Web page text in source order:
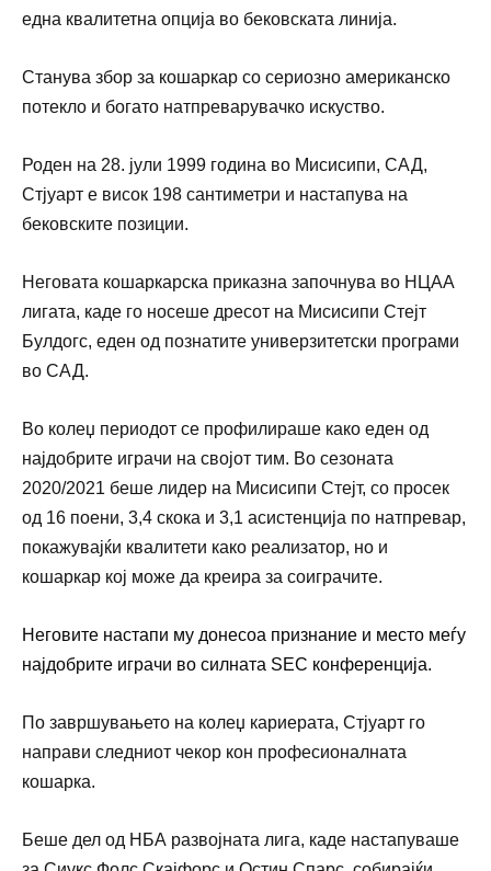
една квалитетна опција во бековската линија.
Станува збор за кошаркар со сериозно американско
потекло и богато натпреварувачко искуство.
Роден на 28. јули 1999 година во Мисисипи, САД,
Стјуарт е висок 198 сантиметри и настапува на
бековските позиции.
Неговата кошаркарска приказна започнува во НЦАА
лигата, каде го носеше дресот на Мисисипи Стејт
Булдогс, еден од познатите универзитетски програми
во САД.
Во колеџ периодот се профилираше како еден од
најдобрите играчи на својот тим. Во сезоната
2020/2021 беше лидер на Мисисипи Стејт, со просек
од 16 поени, 3,4 скока и 3,1 асистенција по натпревар,
покажувајќи квалитети како реализатор, но и
кошаркар кој може да креира за соиграчите.
Неговите настапи му донесоа признание и место меѓу
најдобрите играчи во силната SEC конференција.
По завршувањето на колеџ кариерата, Стјуарт го
направи следниот чекор кон професионалната
кошарка.
Беше дел од НБА развојната лига, каде настапуваше